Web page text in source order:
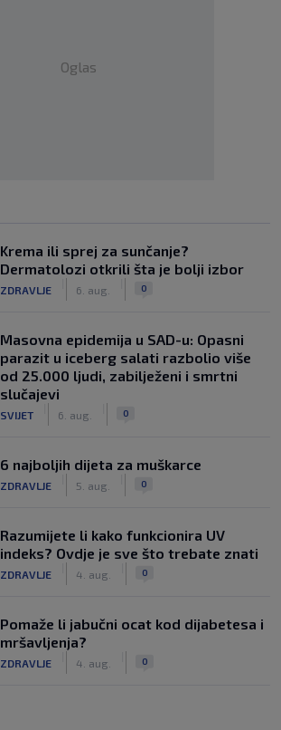
Oglas
Krema ili sprej za sunčanje?
Dermatolozi otkrili šta je bolji izbor
ZDRAVLJE 6. aug. 0
Masovna epidemija u SAD-u: Opasni
parazit u iceberg salati razbolio više
od 25.000 ljudi, zabilježeni i smrtni
slučajevi
SVIJET 6. aug. 0
6 najboljih dijeta za muškarce
ZDRAVLJE 5. aug. 0
Razumijete li kako funkcionira UV
indeks? Ovdje je sve što trebate znati
ZDRAVLJE 4. aug. 0
Pomaže li jabučni ocat kod dijabetesa i
mršavljenja?
ZDRAVLJE 4. aug. 0